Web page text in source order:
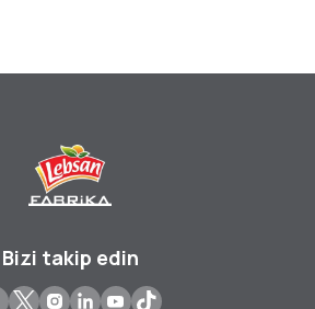
Bizi takip edin